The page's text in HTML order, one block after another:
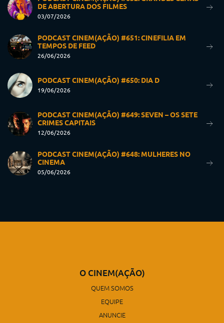
DE ABERTURA DOS FILMES
03/07/2026
PODCAST CINEM(AÇÃO) #651: CINEFILIA EM
TEMPOS DE FEED
26/06/2026
PODCAST CINEM(AÇÃO) #650: DIA D
19/06/2026
PODCAST CINEM(AÇÃO) #649: SEVEN – OS SETE
CRIMES CAPITAIS
12/06/2026
PODCAST CINEM(AÇÃO) #648: MULHERES NO
CINEMA
05/06/2026
O CINEM(AÇÃO)
QUEM SOMOS
EQUIPE
ANUNCIE